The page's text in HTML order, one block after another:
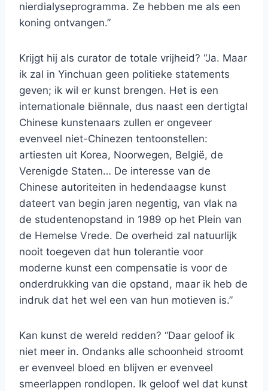
nierdialyseprogramma. Ze hebben me als een
koning ontvangen.”
Krijgt hij als curator de totale vrijheid? “Ja. Maar
ik zal in Yinchuan geen politieke statements
geven; ik wil er kunst brengen. Het is een
internationale biënnale, dus naast een dertigtal
Chinese kunstenaars zullen er ongeveer
evenveel niet-Chinezen tentoonstellen:
artiesten uit Korea, Noorwegen, België, de
Verenigde Staten… De interesse van de
Chinese autoriteiten in hedendaagse kunst
dateert van begin jaren negentig, van vlak na
de studentenopstand in 1989 op het Plein van
de Hemelse Vrede. De overheid zal natuurlijk
nooit toegeven dat hun tolerantie voor
moderne kunst een compensatie is voor de
onderdrukking van die opstand, maar ik heb de
indruk dat het wel een van hun motieven is.”
Kan kunst de wereld redden? “Daar geloof ik
niet meer in. Ondanks alle schoonheid stroomt
er evenveel bloed en blijven er evenveel
smeerlappen rondlopen. Ik geloof wel dat kunst